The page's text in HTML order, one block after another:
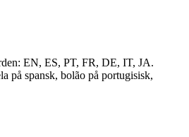
EN, ES, PT, FR, DE, IT, JA.
på spansk, bolão på portugisisk,